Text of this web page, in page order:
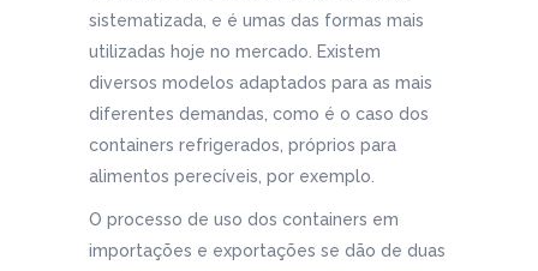
sistematizada, e é umas das formas mais
utilizadas hoje no mercado. Existem
diversos modelos adaptados para as mais
diferentes demandas, como é o caso dos
containers refrigerados, próprios para
alimentos perecíveis, por exemplo.
O processo de uso dos containers em
importações e exportações se dão de duas